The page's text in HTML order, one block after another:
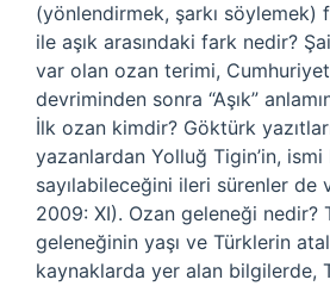
(yönlendirmek, şarkı söylemek)
ile aşık arasındaki fark nedir?
var olan ozan terimi,
devriminden sonra “Aşık”
İlk ozan kimdir? Göktürk
yazanlardan Yolluğ Tigin’in,
sayılabileceğini ileri sürenler de
2009: XI). Ozan geleneği nedir?
geleneğinin yaşı ve Türklerin
kaynaklarda yer alan bilgilerde,